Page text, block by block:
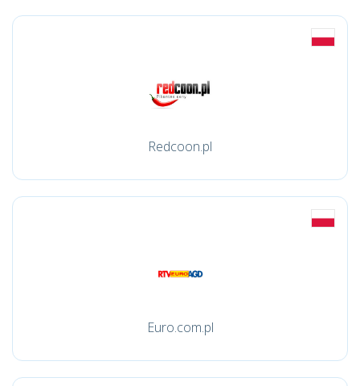
Redcoon.pl
Euro.com.pl